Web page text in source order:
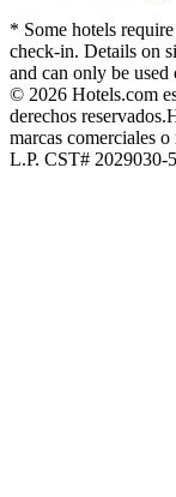
* Some hotels
check-in. Details on
and can only be
© 2026 Hotels.com
derechos reservados.
marcas comerciales
L.P. CST# 2029030-